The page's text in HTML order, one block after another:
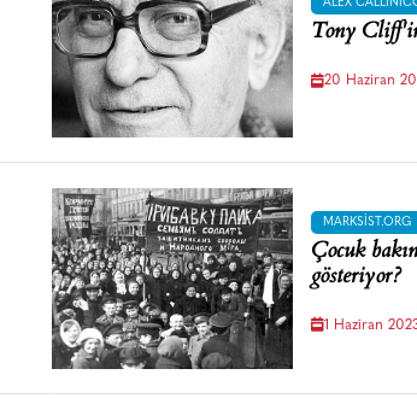
ALEX
Tony
20 Haziran
MARKSIST.ORG
Çocuk
gösteriyor?
1 Haziran